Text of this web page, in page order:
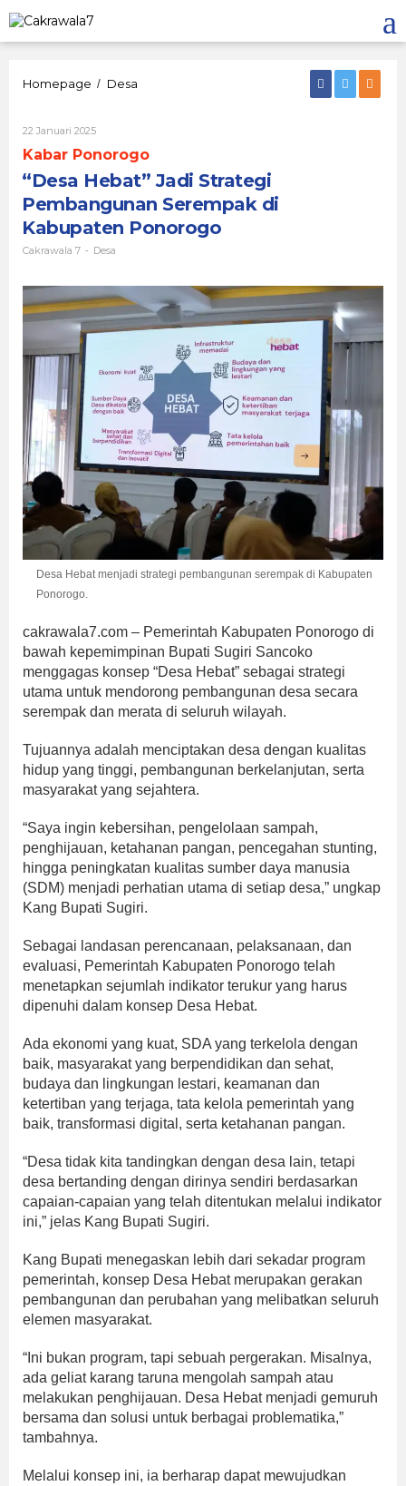
ke
konten
Homepage / Desa
Serempak
di
Kabupaten
Ponorogo
22 Januari 2025Oleh
7
Kabar Ponorogo
“Desa Hebat” Jadi Strategi
Pembangunan Serempak di
Kabupaten Ponorogo
Cakrawala 7 - Desa
Desa Hebat menjadi strategi pembangunan serempak di Kabupaten
Ponorogo.
cakrawala7.com – Pemerintah Kabupaten Ponorogo di
bawah kepemimpinan Bupati Sugiri Sancoko
menggagas konsep “Desa Hebat” sebagai strategi
utama untuk mendorong pembangunan desa secara
serempak dan merata di seluruh wilayah.
Tujuannya adalah menciptakan desa dengan kualitas
hidup yang tinggi, pembangunan berkelanjutan, serta
masyarakat yang sejahtera.
“Saya ingin kebersihan, pengelolaan sampah,
penghijauan, ketahanan pangan, pencegahan stunting,
hingga peningkatan kualitas sumber daya manusia
(SDM) menjadi perhatian utama di setiap desa,” ungkap
Kang Bupati Sugiri.
Sebagai landasan perencanaan, pelaksanaan, dan
evaluasi, Pemerintah Kabupaten Ponorogo telah
menetapkan sejumlah indikator terukur yang harus
dipenuhi dalam konsep Desa Hebat.
Ada ekonomi yang kuat, SDA yang terkelola dengan
baik, masyarakat yang berpendidikan dan sehat,
budaya dan lingkungan lestari, keamanan dan
ketertiban yang terjaga, tata kelola pemerintah yang
baik, transformasi digital, serta ketahanan pangan.
“Desa tidak kita tandingkan dengan desa lain, tetapi
desa bertanding dengan dirinya sendiri berdasarkan
capaian-capaian yang telah ditentukan melalui indikator
ini,” jelas Kang Bupati Sugiri.
Kang Bupati menegaskan lebih dari sekadar program
pemerintah, konsep Desa Hebat merupakan gerakan
pembangunan dan perubahan yang melibatkan seluruh
elemen masyarakat.
“Ini bukan program, tapi sebuah pergerakan. Misalnya,
ada geliat karang taruna mengolah sampah atau
melakukan penghijauan. Desa Hebat menjadi gemuruh
bersama dan solusi untuk berbagai problematika,”
tambahnya.
Melalui konsep ini, ia berharap dapat mewujudkan